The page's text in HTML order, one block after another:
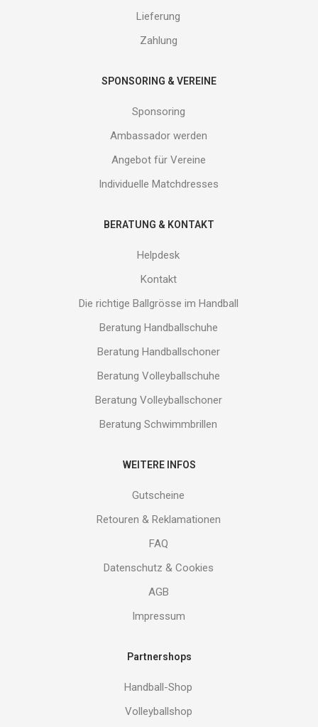
Lieferung
Zahlung
SPONSORING & VEREINE
Sponsoring
Ambassador werden
Angebot für Vereine
Individuelle Matchdresses
BERATUNG & KONTAKT
Helpdesk
Kontakt
Die richtige Ballgrösse im Handball
Beratung Handballschuhe
Beratung Handballschoner
Beratung Volleyballschuhe
Beratung Volleyballschoner
Beratung Schwimmbrillen
WEITERE INFOS
Gutscheine
Retouren & Reklamationen
FAQ
Datenschutz & Cookies
AGB
Impressum
Partnershops
Handball-Shop
Volleyballshop